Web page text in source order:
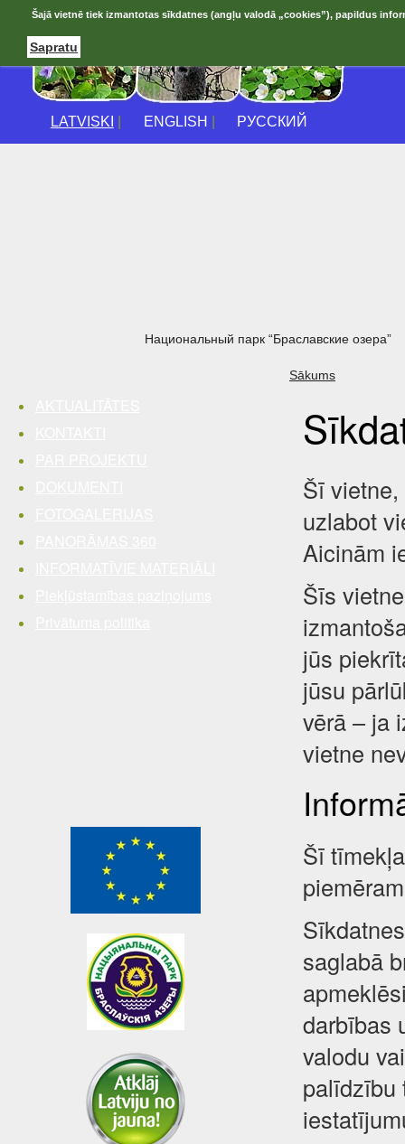
LATVISKI ENGLISH РУССКИЙ
Национальный парк “Браславские озера”
Sākums
Šī
uzlabot
Aicinām
Šīs
jūs
jūsu
vērā – ja
vietne
Šī
saglabā
darbības
valodu
palīdzību
Šajā vietnē tiek izmantotas sīkdatnes (angļu valodā „cookies”), papildus
Sapratu